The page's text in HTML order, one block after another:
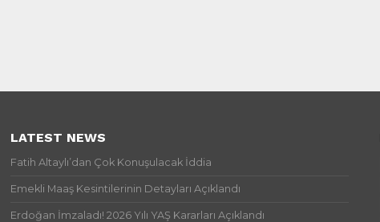
LATEST NEWS
Fatih Altaylı’dan Çok Konuşulacak İddia
Emekli Maaş Kesintilerinin Detayları Açıklandı
Erdoğan İmzaladı! 2026 Yılı YAŞ Kararları Açıklandı